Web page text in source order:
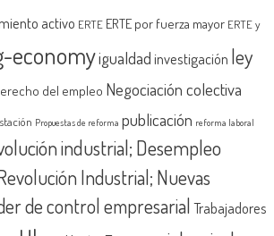
activo ERTE ERTE por fuerza mayor ERTE y
economyigualdadinvestigación ley
del empleo Negociación colectiva
Propuestas de reforma publicación reforma laboral
industrial; Desempleo
Industrial; Nuevas
de control empresarial Trabajadores